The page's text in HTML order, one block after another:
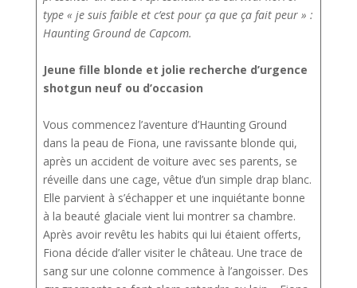
type « je suis faible et c’est pour ça que ça fait peur » :
Haunting Ground de Capcom.
Jeune fille blonde et jolie recherche d’urgence
shotgun neuf ou d’occasion
Vous commencez l’aventure d’Haunting Ground
dans la peau de Fiona, une ravissante blonde qui,
après un accident de voiture avec ses parents, se
réveille dans une cage, vêtue d’un simple drap blanc.
Elle parvient à s’échapper et une inquiétante bonne
à la beauté glaciale vient lui montrer sa chambre.
Après avoir revêtu les habits qui lui étaient offerts,
Fiona décide d’aller visiter le château. Une trace de
sang sur une colonne commence à l’angoisser. Des